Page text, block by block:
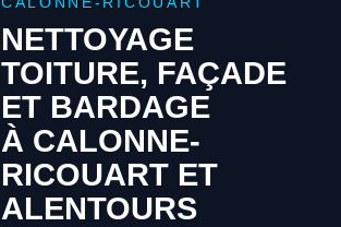
NETTOYAGE
TOITURE, FAÇADE
ET BARDAGE
À CALONNE-
RICOUART ET
ALENTOURS